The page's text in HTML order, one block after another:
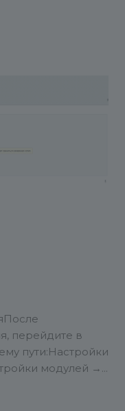
После
перейдите в
пути:Настройки
модулей →
Selectel